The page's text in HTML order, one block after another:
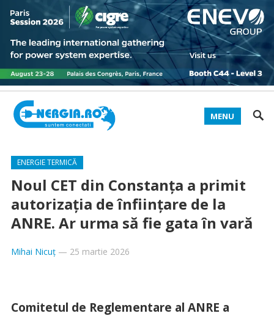
MENU
ENERGIE TERMICĂ
Noul CET din Constanța a primit
autorizația de înființare de la
ANRE. Ar urma să fie gata în vară
Mihai Nicuț— 25 martie 2026
Comitetul de Reglementare al ANRE a